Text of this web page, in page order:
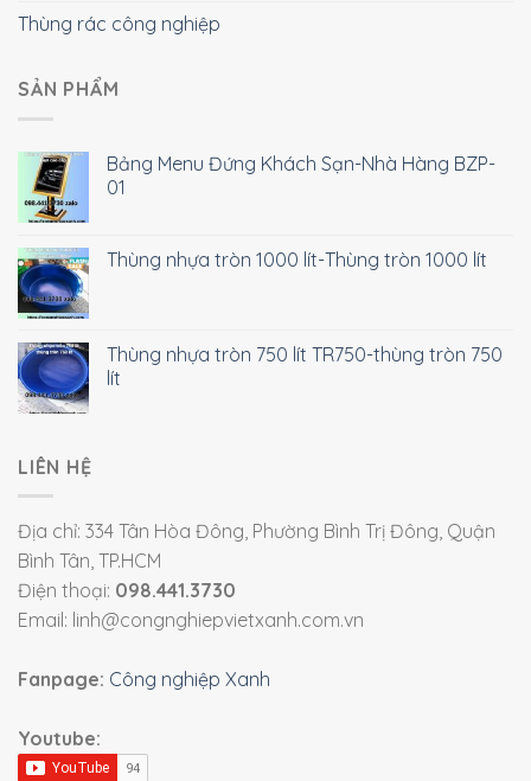
Thùng rác công nghiệp
SẢN PHẨM
Bảng Menu Đứng Khách Sạn-Nhà Hàng BZP-
01
Thùng nhựa tròn 1000 lít-Thùng tròn 1000 lít
Thùng nhựa tròn 750 lít TR750-thùng tròn 750
lít
LIÊN HỆ
Địa chỉ: 334 Tân Hòa Đông, Phường Bình Trị Đông, Quận
Bình Tân, TP.HCM
Điện thoại: 098.441.3730
Email: linh@congnghiepvietxanh.com.vn
Fanpage: Công nghiệp Xanh
Youtube: